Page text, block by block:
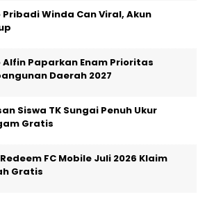
Pribadi Winda Can Viral, Akun
Alfin Paparkan Enam Prioritas
Daerah 2027
Siswa TK Sungai Penuh Ukur
Gratis
FC Mobile Juli 2026 Klaim
Gratis